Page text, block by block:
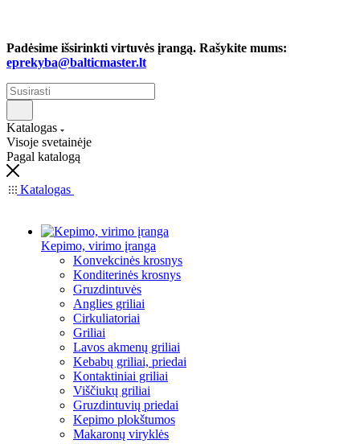
Padėsime išsirinkti virtuvės įrangą. Rašykite mums:
eprekyba@balticmaster.lt
Katalogas
Visoje svetainėje
Pagal katalogą
Katalogas
Kepimo, virimo įranga
Konvekcinės krosnys
Konditerinės krosnys
Gruzdintuvės
Anglies griliai
Cirkuliatoriai
Griliai
Lavos akmenų griliai
Kebabų griliai, priedai
Kontaktiniai griliai
Viščiukų griliai
Gruzdintuvių priedai
Kepimo plokštumos
Makaronų viryklės